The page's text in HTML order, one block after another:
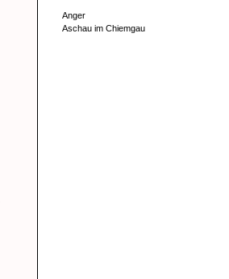
Anger
Aschau im Chiemgau